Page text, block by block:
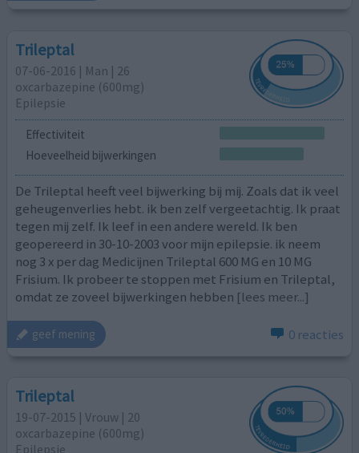
Trileptal
07-06-2016 | Man | 26
oxcarbazepine (600mg)
Epilepsie
Effectiviteit
Hoeveelheid bijwerkingen
De Trileptal heeft veel bijwerking bij mij. Zoals dat ik veel
geheugenverlies hebt. ik ben zelf vergeetachtig. Ik praat
tegen mij zelf. Ik leef in een andere wereld. Ik ben
geopereerd in 30-10-2003 voor mijn epilepsie. ik neem
nog 3 x per dag Medicijnen Trileptal 600 MG en 10 MG
Frisium. Ik probeer te stoppen met Frisium en Trileptal,
omdat ze zoveel bijwerkingen hebben [lees meer...]
geef mening 0 reacties
Trileptal
19-07-2015 | Vrouw | 20
oxcarbazepine (600mg)
Epilepsie